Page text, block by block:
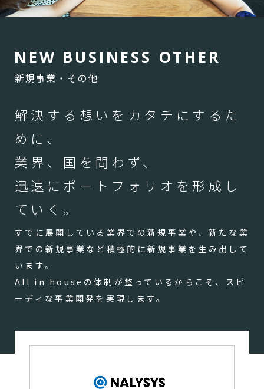
N EW BUSI NESS OTH ER
新規事業・その他
解決する想いをカタチにするた
めに、
業界、国を問わず、
迅速にポートフォリオを形成し
ていく。
すでに展開している業界での新規事業や、新たな業
界での新規事業など積極的に新規事業を生み出して
います。
All in houseの体制が整っているからこそ、スピ
ーディな事業開発を実現します。